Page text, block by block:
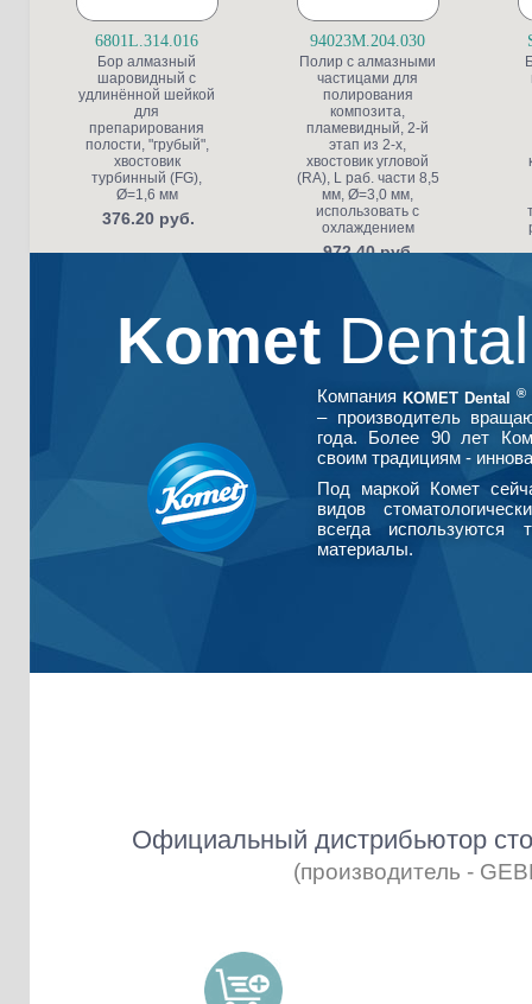
6801L.314.016
Бор алмазный
шаровидный с
удлинённой шейкой
для
препарирования
полости, "грубый",
хвостовик
турбинный (FG),
Ø=1,6 мм
376.20 руб.
94023M.204.030
Полир с алмазными
частицами для
полирования
композита,
пламевидный, 2-й
этап из 2-х,
хвостовик угловой
(RA), L раб. части 8,5
мм, Ø=3,0 мм,
использовать с
охлаждением
972.40 руб.
Komet
Компания KOMET Dental ®
– производитель
года. Более 90 лет
своим традициям -
Под маркой Комет
видов
всегда используются
материалы.
Официальный дистрибьютор
(производитель -